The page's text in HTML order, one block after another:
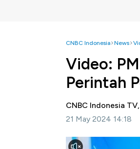
CNBC Indonesia News
Video:
Perintah
CNBC Indonesia TV,
21 May 2024 14:18
Jakarta, CNBC